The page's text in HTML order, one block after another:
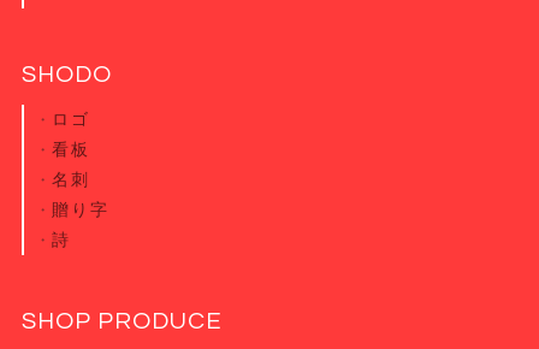
SHODO
ロゴ
看板
名刺
贈り字
詩
SHOP PRODUCE